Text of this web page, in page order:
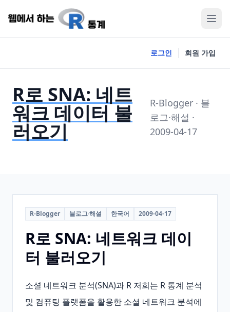
로그인 회원 가입
R로 SNA: 네트
워크 데이터 불
러오기
R-Blogger · 블
로그·해설 ·
2009-04-17
R-Blogger 블로그·해설 한국어 2009-04-17
R로 SNA: 네트워크 데이
터 불러오기
소셜 네트워크 분석(SNA)과 R 저희는 R 통계 분석
및 컴퓨팅 플랫폼을 활용한 소셜 네트워크 분석에